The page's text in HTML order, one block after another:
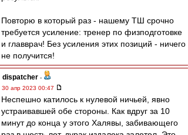
Повторю в который раз - нашему ТШ срочно
требуется усиление: тренер по физподготовке
и главврач! Без усиления этих позиций - ничего
не получится!
dispatcher -
30 апр 2023 00:47
Неспешно катилось к нулевой ничьей, явно
устраивавшей обе стороны. Как вдруг за 10
минут до конца у этого Халявы, забивающего